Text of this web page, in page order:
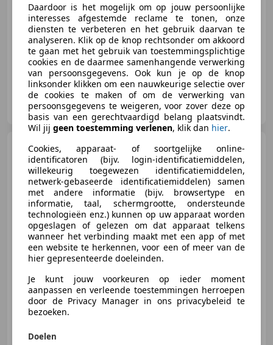
12/2023 45.014 km Benzine
110 kW (150 PK)
Autobedrijf Ebus
NL-7075 EA ETTEN GLD
Ford Ranger Raptor 3.0 /
PPF / Camera / Rollertop / Leer
€ 48.950
Excl. BTW
NL-7075 EA ETTEN GLD
Daardoor is het mogelijk om op jouw persoonlijke
interesses afgestemde reclame te tonen, onze
diensten te verbeteren en het gebruik daarvan te
analyseren. Klik op de knop rechtsonder om akkoord
te gaan met het gebruik van toestemmingsplichtige
cookies en de daarmee samenhangende verwerking
van persoonsgegevens. Ook kun je op de knop
linksonder klikken om een nauwkeurige selectie over
de cookies te maken of om de verwerking van
persoonsgegevens te weigeren, voor zover deze op
basis van een gerechtvaardigd belang plaatsvindt.
Wil jij geen toestemming verlenen, klik dan hier.
Cookies, apparaat- of soortgelijke online-
identificatoren (bijv. login-identificatiemiddelen,
willekeurig toegewezen identificatiemiddelen,
netwerk-gebaseerde identificatiemiddelen) samen
met andere informatie (bijv. browsertype en
informatie, taal, schermgrootte, ondersteunde
technologieën enz.) kunnen op uw apparaat worden
opgeslagen of gelezen om dat apparaat telkens
wanneer het verbinding maakt met een app of met
een website te herkennen, voor een of meer van de
hier gepresenteerde doeleinden.
Je kunt jouw voorkeuren op ieder moment
aanpassen en verleende toestemmingen herroepen
door de Privacy Manager in ons privacybeleid te
bezoeken.
Doelen